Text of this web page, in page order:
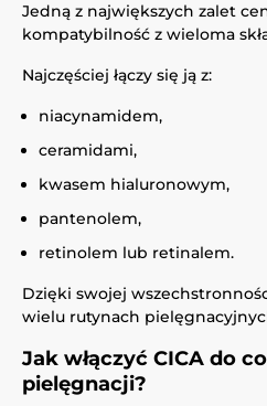
Jedną z największych zalet
kompatybilność z wieloma
Najczęściej łączy się ją z:
niacynamidem,
ceramidami,
kwasem hialuronowym,
pantenolem,
retinolem lub retinalem.
Dzięki swojej
wielu rutynach
Jak włączyć CICA do
pielęgnacji?